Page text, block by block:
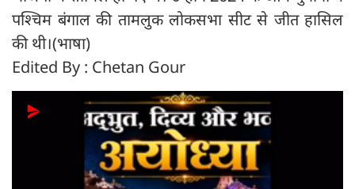
पश्चिम बंगाल की तामलुक लोकसभा सीट से जीत हासिल
की थी।(भाषा)
Edited By : Chetan Gour